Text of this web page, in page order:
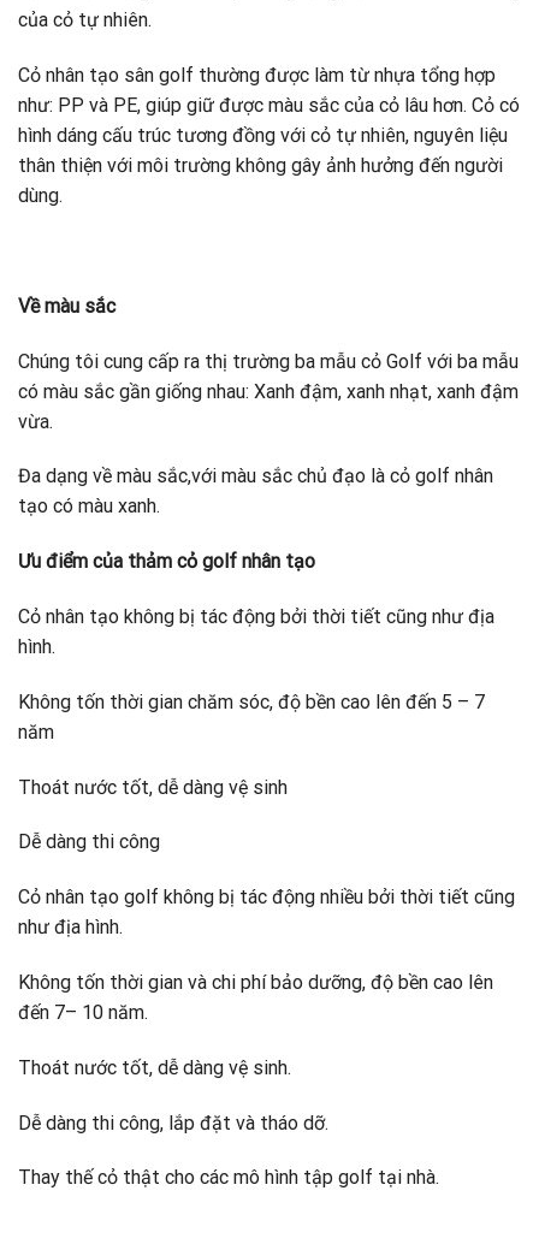
của cỏ tự nhiên.
Cỏ nhân tạo sân golf thường được làm từ nhựa tổng hợp
như: PP và PE, giúp giữ được màu sắc của cỏ lâu hơn. Cỏ có
hình dáng cấu trúc tương đồng với cỏ tự nhiên, nguyên liệu
thân thiện với môi trường không gây ảnh hưởng đến người
dùng.
Về màu sắc
Chúng tôi cung cấp ra thị trường ba mẫu cỏ Golf với ba mẫu
có màu sắc gần giống nhau: Xanh đậm, xanh nhạt, xanh đậm
vừa.
Đa dạng về màu sắc,với màu sắc chủ đạo là cỏ golf nhân
tạo có màu xanh.
Ưu điểm của thảm cỏ golf nhân tạo
Cỏ nhân tạo không bị tác động bởi thời tiết cũng như địa
hình.
Không tốn thời gian chăm sóc, độ bền cao lên đến 5 – 7
năm
Thoát nước tốt, dễ dàng vệ sinh
Dễ dàng thi công
Cỏ nhân tạo golf không bị tác động nhiều bởi thời tiết cũng
như địa hình.
Không tốn thời gian và chi phí bảo dưỡng, độ bền cao lên
đến 7– 10 năm.
Thoát nước tốt, dễ dàng vệ sinh.
Dễ dàng thi công, lắp đặt và tháo dỡ.
Thay thế cỏ thật cho các mô hình tập golf tại nhà.